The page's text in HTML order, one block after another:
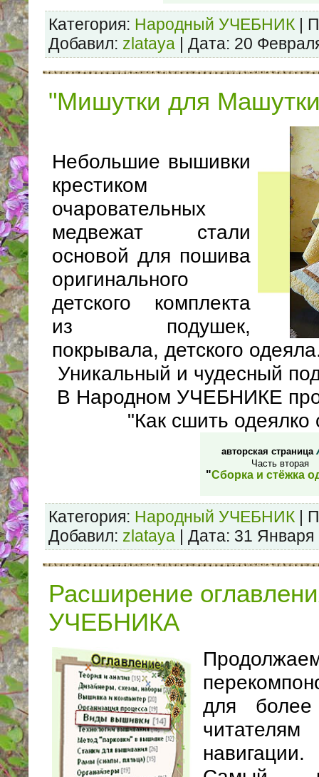
Категория: Народный УЧЕБНИК |
Добавил: zlataya | Дата: 20
"Мишутки для
Небольшие вышивки
крестиком
очаровательных
медвежат стали
основой для пошива
оригинального
детского комплекта
из подушек,
покрывала, детского
Уникальный и чудесный
В Народном УЧЕБНИКЕ
"Как сшить
авторская страница
Часть вторая
"Сборка и стёжка
Категория: Народный УЧЕБНИК |
Добавил: zlataya | Дата: 31 Января
Расширение
УЧЕБНИКА
для более
навигации.